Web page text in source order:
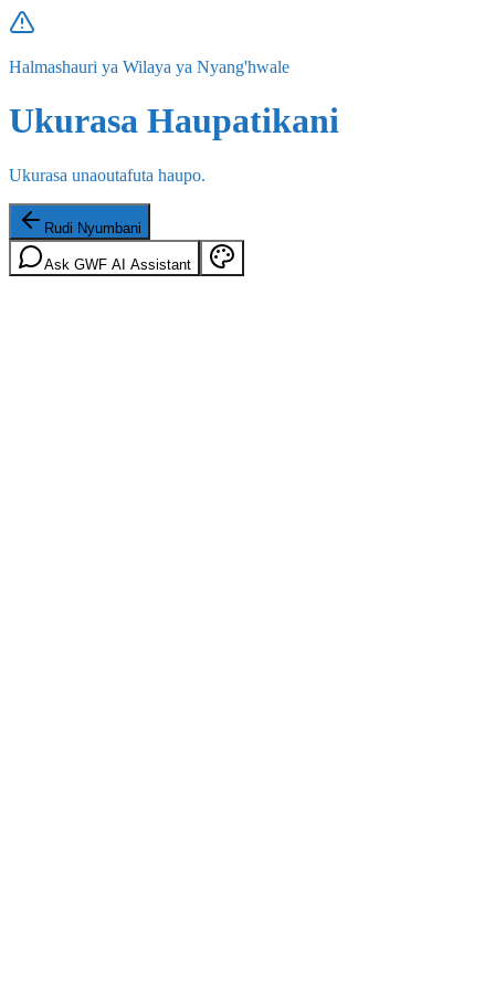
Halmashauri ya Wilaya ya Nyang'hwale
Ukurasa Haupatikani
Ukurasa unaoutafuta haupo.
Rudi Nyumbani
Ask GWF AI Assistant